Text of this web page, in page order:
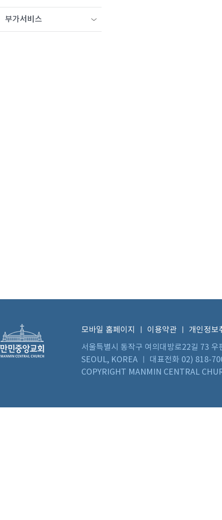
부가서비스
모바일 홈페이지 이용약관
개인정보
서울특별시 동작구 여의대방로22길 73
SEOUL, KOREA ㅣ 대표전화 02) 818-
COPYRIGHT MANMIN CENTRAL